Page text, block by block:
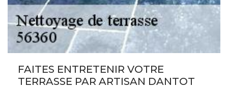
FAITES ENTRETENIR VOTRE
TERRASSE PAR ARTISAN DANTOT